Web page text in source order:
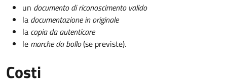
un documento di riconoscimento valido
la documentazione in originale
la copia da autenticare
le marche da bollo(se previste).
Costi